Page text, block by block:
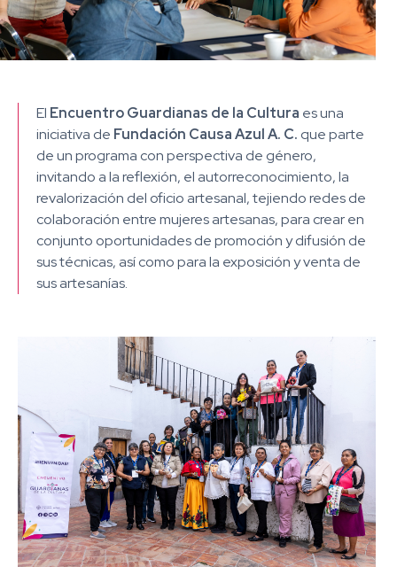
El Encuentro Guardianas de la Cultura es una
iniciativa de Fundación Causa Azul A. C. que parte
de un programa con perspectiva de género,
invitando a la reflexión, el autorreconocimiento, la
revalorización del oficio artesanal, tejiendo redes de
colaboración entre mujeres artesanas, para crear en
conjunto oportunidades de promoción y difusión de
sus técnicas, así como para la exposición y venta de
sus artesanías.​